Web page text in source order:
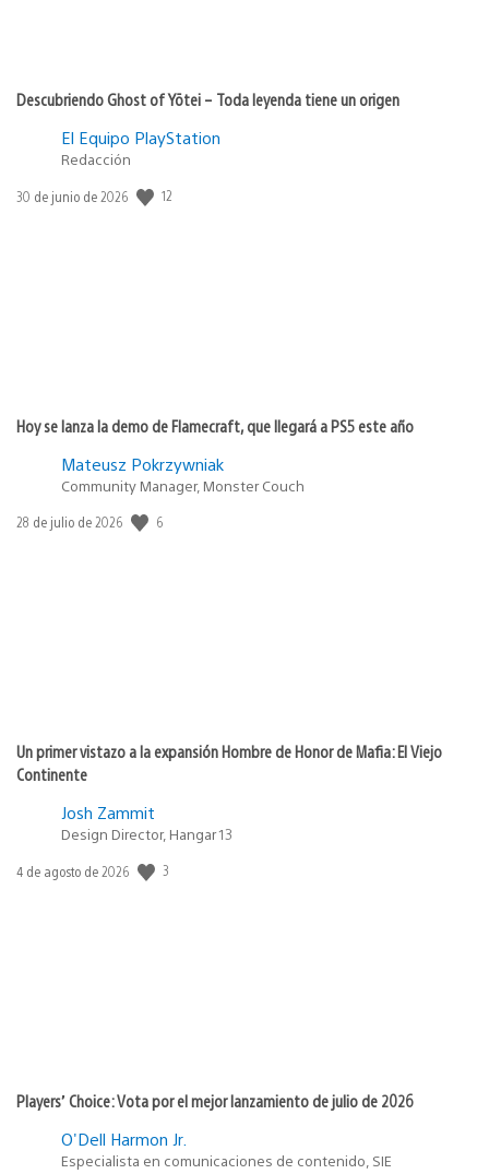
Descubriendo Ghost of Yōtei – Toda leyenda tiene un origen
El Equipo PlayStation
Redacción
Fecha
30 de junio de 2026 12
Hoy se lanza la demo de Flamecraft, que llegará a PS5 este año
Mateusz Pokrzywniak
Community Manager, Monster Couch
Fecha
28 de julio de 2026 6
Un primer vistazo a la expansión Hombre de Honor de Mafia: El Viejo
Continente
Josh Zammit
Design Director, Hangar 13
Fecha
4 de agosto de 2026 3
Players’ Choice: Vota por el mejor lanzamiento de julio de 2026
O'Dell Harmon Jr.
Especialista en comunicaciones de contenido, SIE